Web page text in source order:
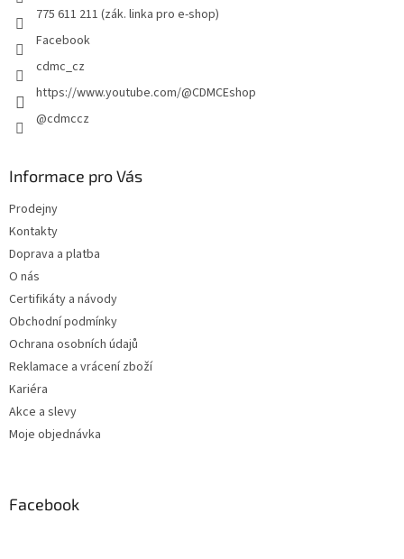
775 611 211 (zák. linka pro e-shop)
Facebook
cdmc_cz
https://www.youtube.com/@CDMCEshop
@cdmccz
Informace pro Vás
Prodejny
Kontakty
Doprava a platba
O nás
Certifikáty a návody
Obchodní podmínky
Ochrana osobních údajů
Reklamace a vrácení zboží
Kariéra
Akce a slevy
Moje objednávka
Facebook